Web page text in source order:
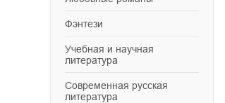
фэнтези
учебная и научная
литература
современная русская
литература